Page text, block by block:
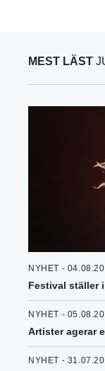
MEST LÄST
NYHET -
Festival ställer
NYHET -
Artister agerar
NYHET -